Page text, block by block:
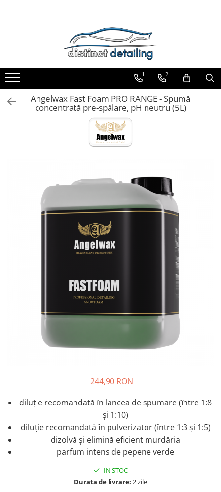
Unelte Tornador®
Piese de Schimb Tornador®
Maşini de Polishat
Talere şi Piese de Schimb
Jante şi Anvelope
Compartiment Motor
Sticlă / Geamuri
Paste Polish Gama Marină
Degresanţi
Pregătire Suprafeţe
Curăţare
Textile
Plastice
Tratamente şi Întreţinere
1 2
Angelwax Fast Foam PRO RANGE - Spumă
concentrată pre-spălare, pH neutru (5L)
244,90 RON
diluție recomandată ȋn lancea de spumare (ȋntre 1:8
şi 1:10)
diluție recomandată ȋn pulverizator (ȋntre 1:3 şi 1:5)
dizolvă și elimină eficient murdăria
parfum intens de pepene verde
IN STOC
Durata de livrare: 2 zile